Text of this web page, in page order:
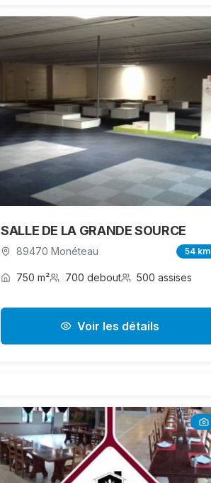
SALLE DE LA GRANDE SOURCE
89470 Monéteau 54 km
750 m² 700 debout 500 assises
Voir les détails